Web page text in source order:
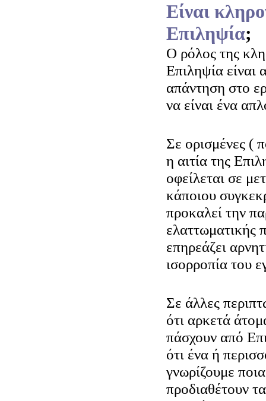
Είναι
Επιληψία;
Ο ρόλος της
Επιληψία είναι
απάντηση στο
να είναι ένα
Σε ορισμένες (
η αιτία της
οφείλεται σε
κάποιου
προκαλεί την
ελαττωματικής
επηρεάζει
ισορροπία του
Σε άλλες
ότι αρκετά
πάσχουν από
ότι ένα ή
γνωρίζουμε
προδιαθέτουν